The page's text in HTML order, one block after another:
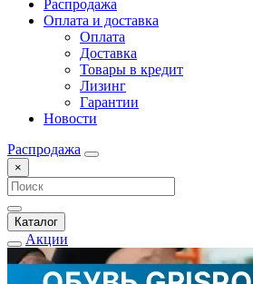
Распродажа
Оплата и доставка
Оплата
Доставка
Товары в кредит
Лизинг
Гарантии
Новости
Распродажа
×
Каталог
Акции